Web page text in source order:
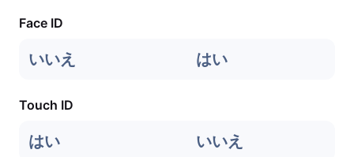
Face ID
いいえ はい
Touch ID
はい いいえ